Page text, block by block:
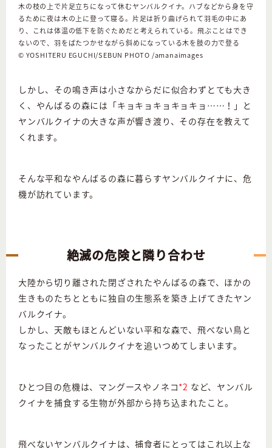
木の枝の上で片足立ちになって休むヤンバルクイナ。ハブなどから身を守
るために夜は木の上に登って寝る。片足は折り曲げられて羽毛の中にあ
り、これは体温の低下を防ぐためだと考えられている。飛ぶことはでき
ないので、羽をばたつかせながら斜めになっている木を肢の力で登る
© YOSHITERU EGUCHI/SEBUN PHOTO /amanaimages
しかし、その鳴き声は小さなからだに似合わずとても大き
く、やんばるの森には「キョキョキョキョキョ……！」と
ヤンバルクイナの大きな声が響き渡り、その存在を教えて
くれます。
そんな平和なやんばるの森に暮らすヤンバルクイナに、危
機が訪れています。
絶滅の危険と隣り合わせ
大陸から切り離された閉ざされたやんばるの森で、ほかの
生きものたちとともに独自の生態系を築き上げてきたヤン
バルクイナ。
しかし、天敵もほとんどいない平和な森で、飛べない鳥と
なったことがヤンバルクイナを追いつめてしまいます。
ひとつ目の危機は、マングースやノネコ*2 など、ヤンバル
クイナを捕食する生物が外部から持ち込まれたこと。
飛べないヤンバルクイナは、捕食者にとってはこれ以上な